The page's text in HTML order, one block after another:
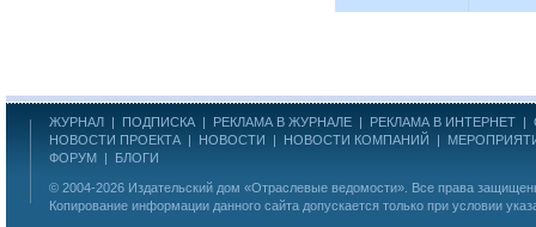
ЖУРНАЛ | ПОДПИСКА | РЕКЛАМА В ЖУРНАЛЕ | РЕКЛАМА В ИНТЕРНЕТ |
НОВОСТИ ПРОЕКТА | НОВОСТИ | НОВОСТИ КОМПАНИЙ |
ФОРУМ | БЛОГИ
© 2004-2026 Издательский дом «Отраслевые ведомости» . Все права
Копирование информации данного сайта допускается только при условии